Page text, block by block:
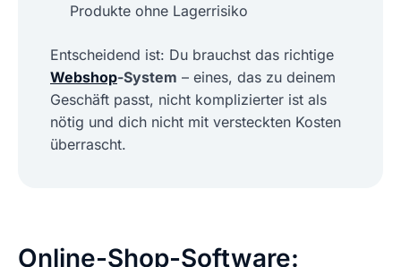
Produkte ohne Lagerrisiko
Entscheidend ist: Du brauchst das richtige
Webshop-System – eines, das zu deinem
Geschäft passt, nicht komplizierter ist als
nötig und dich nicht mit versteckten Kosten
überrascht.
Online-Shop-Software: